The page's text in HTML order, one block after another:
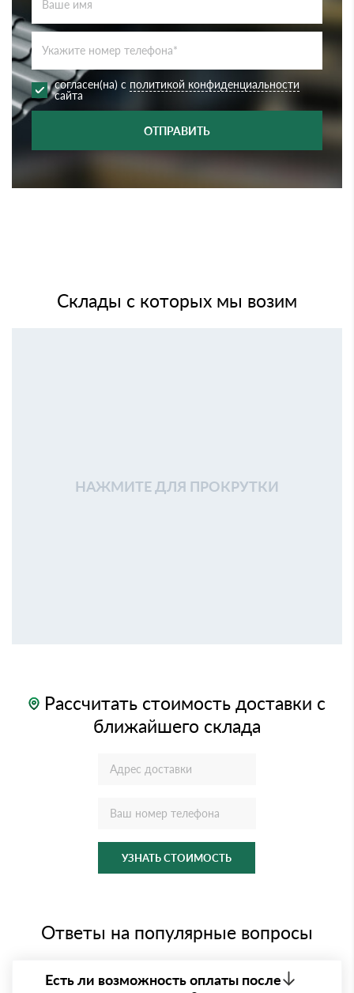
согласен(на) с политикой конфиденциальности
сайта
ОТПРАВИТЬ
Склады с которых мы возим
НАЖМИТЕ ДЛЯ ПРОКРУТКИ
Рассчитать стоимость доставки с
ближайшего склада
УЗНАТЬ СТОИМОСТЬ
Ответы на популярные вопросы
Есть ли возможность оплаты после